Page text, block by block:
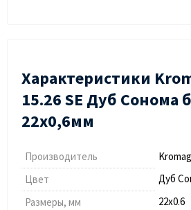
Характеристики
15.26 SE Дуб Сонома
22х0,6мм
Производитель
Kromag
Цвет
Дуб
Размеры, мм
22х0.6